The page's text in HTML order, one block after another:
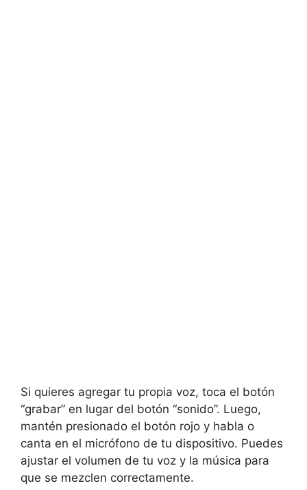
Si quieres agregar tu propia voz, toca el botón
“grabar” en lugar del botón “sonido”. Luego,
mantén presionado el botón rojo y habla o
canta en el micrófono de tu dispositivo. Puedes
ajustar el volumen de tu voz y la música para
que se mezclen correctamente.